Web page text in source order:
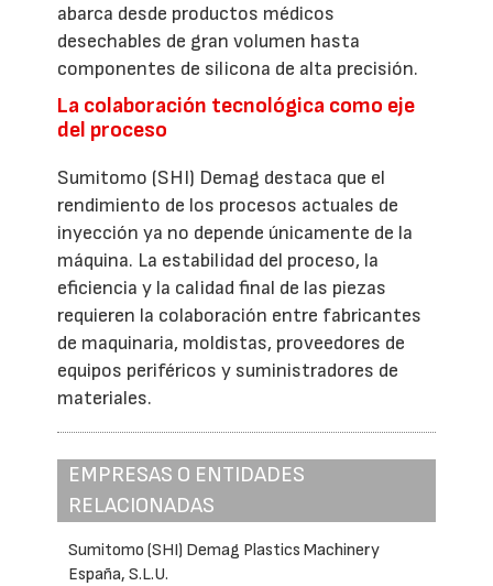
abarca desde productos médicos
desechables de gran volumen hasta
componentes de silicona de alta precisión.
La colaboración tecnológica como eje
del proceso
Sumitomo (SHI) Demag destaca que el
rendimiento de los procesos actuales de
inyección ya no depende únicamente de la
máquina. La estabilidad del proceso, la
eficiencia y la calidad final de las piezas
requieren la colaboración entre fabricantes
de maquinaria, moldistas, proveedores de
equipos periféricos y suministradores de
materiales.
EMPRESAS O ENTIDADES
RELACIONADAS
Sumitomo (SHI) Demag Plastics Machinery
España, S.L.U.